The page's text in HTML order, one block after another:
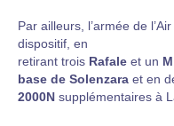
Par ailleurs, l’armée de
dispositif, en
retirant trois Rafale et un
base de Solenzara et en
2000N supplémentaires à